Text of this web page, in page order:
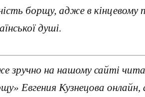
борщу, адже в кінцевому
душі.
зручно на нашому сайті
Евгения Кузнецова